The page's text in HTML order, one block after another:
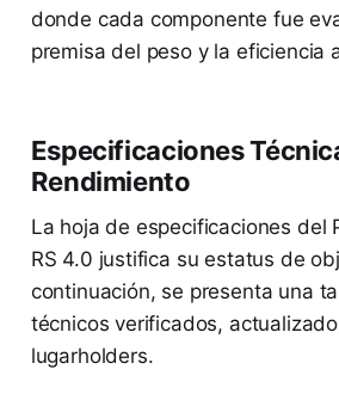
donde cada componente fue
premisa del peso y la eficiencia
Especificaciones
Rendimiento
La hoja de especificaciones del
RS 4.0 justifica su estatus de
continuación, se presenta una
técnicos verificados,
lugarholders.